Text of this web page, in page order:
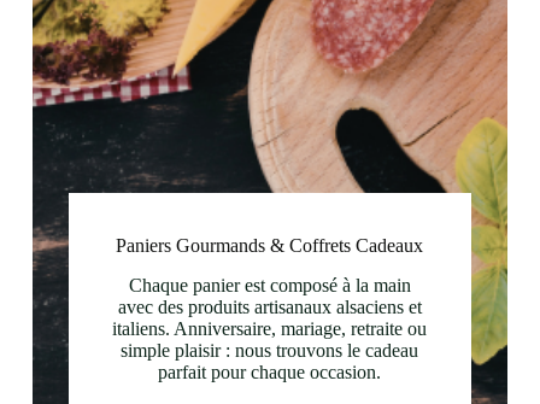
Paniers Gourmands & Coffrets Cadeaux
Chaque panier est composé à la main
avec des produits artisanaux alsaciens et
italiens. Anniversaire, mariage, retraite ou
simple plaisir : nous trouvons le cadeau
parfait pour chaque occasion.